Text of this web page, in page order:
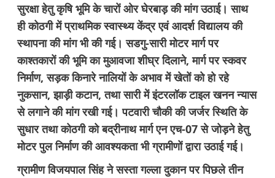
सुरक्षा हेतु कृषि भूमि के चारों ओर घेरबाड़ की मांग उठाई। साथ
ही कोठगी में प्राथमिक स्वास्थ्य केंद्र एवं आदर्श विद्यालय की
स्थापना की मांग भी की गई। सडगु-सारी मोटर मार्ग पर
काश्तकारों की भूमि का मुआवजा शीघ्र दिलाने, मार्ग पर स्कवर
निर्माण, सड़क किनारे नालियों के अभाव में खेतों को हो रहे
नुकसान, झाड़ी कटान, तथा सारी में इंटरलॉक टाइल खनन न्यास
से लगाने की मांग रखी गई। पटवारी चौकी की जर्जर स्थिति के
सुधार तथा कोठगी को बद्रीनाथ मार्ग एन एच-07 से जोड़ने हेतु
मोटर पुल निर्माण की आवश्यकता भी ग्रामीणों द्वारा उठाई गई।
ग्रामीण विजयपाल सिंह ने सस्ता गल्ला दुकान पर पिछले तीन